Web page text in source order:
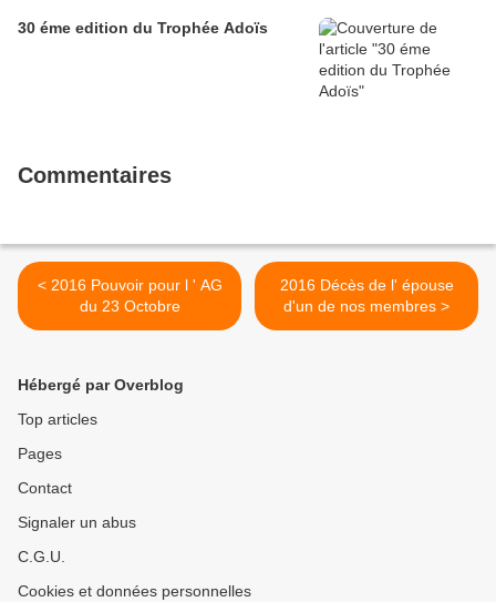
30 éme edition du Trophée Adoïs
Commentaires
< 2016 Pouvoir pour l ' AG
du 23 Octobre
2016 Décès de l' épouse
d'un de nos membres >
Hébergé par Overblog
Top articles
Pages
Contact
Signaler un abus
C.G.U.
Cookies et données personnelles